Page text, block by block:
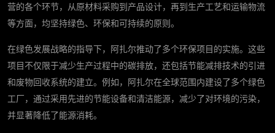
营的各个环节，从原材料采购到产品设计，再到生产工艺和运输物流
等方面，均坚持绿色、环保和可持续的原则。
在绿色发展战略的指导下，阿扎尔推动了多个环保项目的实施。这些
项目不仅限于减少生产过程中的碳排放，还包括节能减排技术的引进
和废物回收系统的建立。例如，阿扎尔在全球范围内建设了多个绿色
工厂，通过采用先进的节能设备和清洁能源，减少了对环境的污染，
并显著降低了能源消耗。